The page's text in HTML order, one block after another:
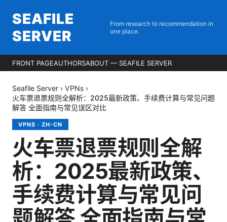
SEAFILE
SERVER
From research to recommendation in
one place.
FRONT PAGEAUTHORSABOUT — SEAFILE SERVER
Seafile Server › VPNs ›
火车票退票规则全解析：2025最新政策、手续费计算与常见问题
解答 全面指南与常见误区对比
VPNS · ZH-CN
火车票退票规则全解
析：2025最新政策、
手续费计算与常见问